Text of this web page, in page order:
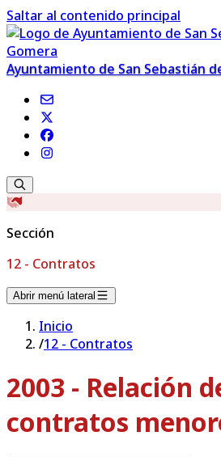
Saltar al contenido principal
Ayuntamiento de San Sebastián
Sección
12 - Contratos
Abrir menú lateral
Inicio
/12 - Contratos
2003 - Relación
contratos